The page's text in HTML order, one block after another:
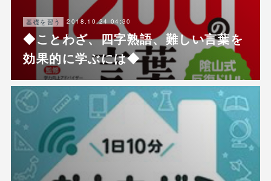
基礎を習う 2018.10.24 04:30
◆ことわざ、四字熟語、難しい言葉を
効果的に学ぶには◆